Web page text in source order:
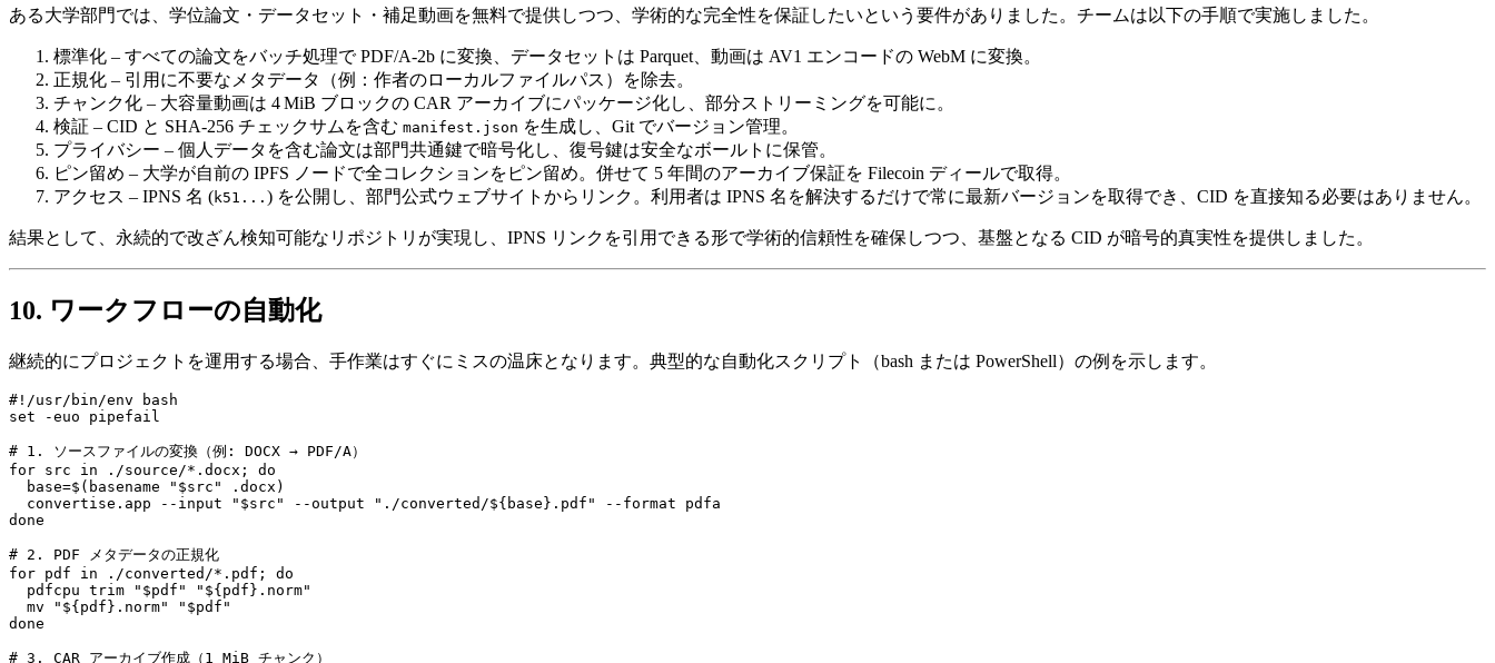
ある大学部門では、学位論文・データセット・補足動画を無料で提供しつつ、学術的な完全性を保証したいという要件がありました。チームは以下の手順で実施しました。
標準化 – すべての論文をバッチ処理で PDF/A‑2b に変換、データセットは Parquet、動画は AV1 エンコードの WebM に変換。
正規化 – 引用に不要なメタデータ（例：作者のローカルファイルパス）を除去。
チャンク化 – 大容量動画は 4 MiB ブロックの CAR アーカイブにパッケージ化し、部分ストリーミングを可能に。
検証 – CID と SHA‑256 チェックサムを含む manifest.json を生成し、Git でバージョン管理。
プライバシー – 個人データを含む論文は部門共通鍵で暗号化し、復号鍵は安全なボールトに保管。
ピン留め – 大学が自前の IPFS ノードで全コレクションをピン留め。併せて 5 年間のアーカイブ保証を Filecoin ディールで取得。
アクセス – IPNS 名 (k51... ) を公開し、部門公式ウェブサイトからリンク。利用者は IPNS 名を解決するだけで常に最新バージョンを取得でき、CID を直接知る必要はありません。
結果として、永続的で改ざん検知可能なリポジトリが実現し、IPNS リンクを引用できる形で学術的信頼性を確保しつつ、基盤となる CID が暗号的真実性を提供しました。
10. ワークフローの自動化
継続的にプロジェクトを運用する場合、手作業はすぐにミスの温床となります。典型的な自動化スクリプト（bash または PowerShell）の例を示します。
#!/usr/bin/env bash
set -euo pipefail
# 1. ソースファイルの変換（例: DOCX → PDF/A）
for src in ./source/*.docx; do
  base=$(basename "$src" .docx)
  convertise.app --input "$src" --output "./converted/${base}.pdf" --format pdfa
done
# 2. PDF メタデータの正規化
for pdf in ./converted/*.pdf; do
  pdfcpu trim "$pdf" "${pdf}.norm"
  mv "${pdf}.norm" "$pdf"
done
# 3. CAR アーカイブ作成（1 MiB チャンク）